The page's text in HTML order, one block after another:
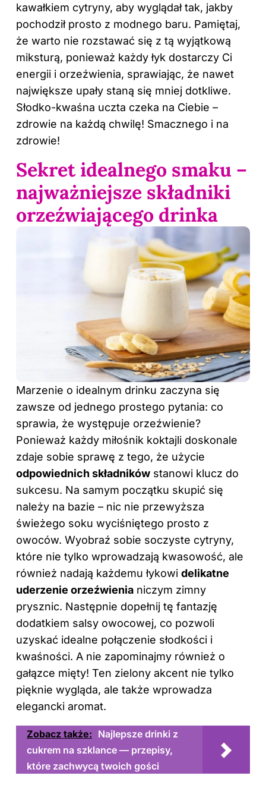
kawałkiem cytryny, aby wyglądał tak, jakby
pochodził prosto z modnego baru. Pamiętaj,
że warto nie rozstawać się z tą wyjątkową
miksturą, ponieważ każdy łyk dostarczy Ci
energii i orzeźwienia, sprawiając, że nawet
największe upały staną się mniej dotkliwe.
Słodko-kwaśna uczta czeka na Ciebie –
zdrowie na każdą chwilę! Smacznego i na
zdrowie!
Sekret idealnego smaku –
najważniejsze składniki
orzeźwiającego drinka
Marzenie o idealnym drinku zaczyna się
zawsze od jednego prostego pytania: co
sprawia, że występuje orzeźwienie?
Ponieważ każdy miłośnik koktajli doskonale
zdaje sobie sprawę z tego, że użycie
odpowiednich składników stanowi klucz do
sukcesu. Na samym początku skupić się
należy na bazie – nic nie przewyższa
świeżego soku wyciśniętego prosto z
owoców. Wyobraź sobie soczyste cytryny,
które nie tylko wprowadzają kwasowość, ale
również nadają każdemu łykowi delikatne
uderzenie orzeźwienia niczym zimny
prysznic. Następnie dopełnij tę fantazję
dodatkiem salsy owocowej, co pozwoli
uzyskać idealne połączenie słodkości i
kwaśności. A nie zapominajmy również o
gałązce mięty! Ten zielony akcent nie tylko
pięknie wygląda, ale także wprowadza
elegancki aromat.
Zobacz także: Najlepsze drinki z
cukrem na szklance — przepisy,
które zachwycą twoich gości